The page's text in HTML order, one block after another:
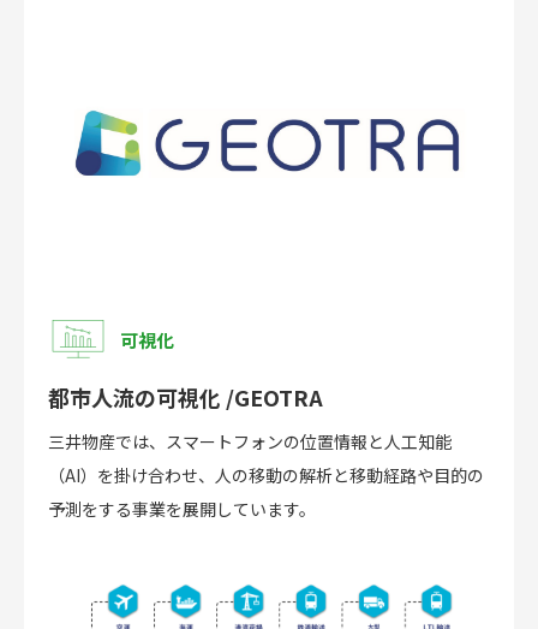
可視化
都市人流の可視化 /GEOTRA
三井物産では、スマートフォンの位置情報と人工知能
（AI）を掛け合わせ、人の移動の解析と移動経路や目的の
予測をする事業を展開しています。